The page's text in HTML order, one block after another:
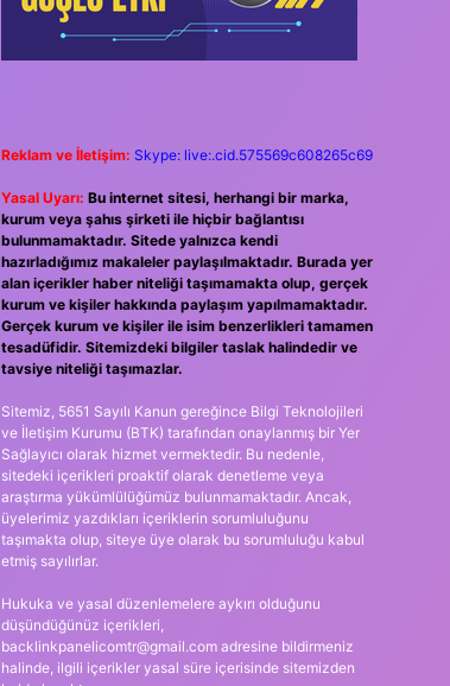
Reklam ve İletişim: Skype: live:.cid.575569c608265c69
Yasal Uyarı: Bu internet sitesi, herhangi bir marka,
kurum veya şahıs şirketi ile hiçbir bağlantısı
bulunmamaktadır. Sitede yalnızca kendi
hazırladığımız makaleler paylaşılmaktadır. Burada yer
alan içerikler haber niteliği taşımamakta olup, gerçek
kurum ve kişiler hakkında paylaşım yapılmamaktadır.
Gerçek kurum ve kişiler ile isim benzerlikleri tamamen
tesadüfidir. Sitemizdeki bilgiler taslak halindedir ve
tavsiye niteliği taşımazlar.
Sitemiz, 5651 Sayılı Kanun gereğince Bilgi Teknolojileri
ve İletişim Kurumu (BTK) tarafından onaylanmış bir Yer
Sağlayıcı olarak hizmet vermektedir. Bu nedenle,
sitedeki içerikleri proaktif olarak denetleme veya
araştırma yükümlülüğümüz bulunmamaktadır. Ancak,
üyelerimiz yazdıkları içeriklerin sorumluluğunu
taşımakta olup, siteye üye olarak bu sorumluluğu kabul
etmiş sayılırlar.
Hukuka ve yasal düzenlemelere aykırı olduğunu
düşündüğünüz içerikleri,
backlinkpanelicomtr@gmail.comadresine bildirmeniz
halinde, ilgili içerikler yasal süre içerisinde sitemizden